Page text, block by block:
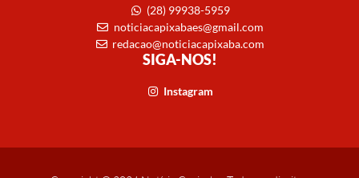
(28) 99938-5959
noticiacapixabaes@gmail.com
redacao@noticiacapixaba.com
SIGA-NOS!
Instagram